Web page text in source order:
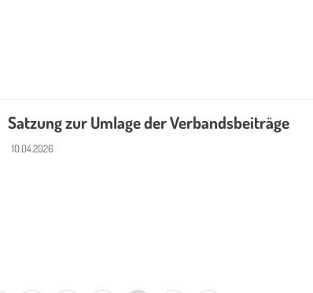
Satzung zur Umlage der Verbandsbeiträge
10.04.2026